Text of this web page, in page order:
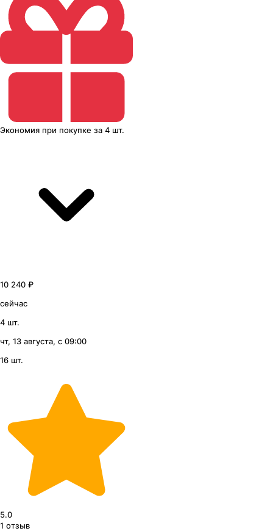
Экономия при покупке за 4 шт.
10 240 ₽
сейчас
4 шт.
чт, 13 августа, с 09:00
16 шт.
5.0
1 отзыв